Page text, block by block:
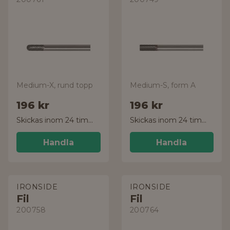
Medium-X, rund topp
196 kr
Skickas inom 24 timmar!
Handla
Medium-S, form A
196 kr
Skickas inom 24 timmar!
Handla
IRONSIDE
Fil
200758
IRONSIDE
Fil
200764